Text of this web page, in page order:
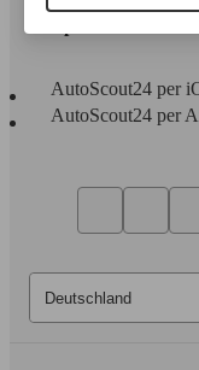
AutoScout24 per
AutoScout24 per